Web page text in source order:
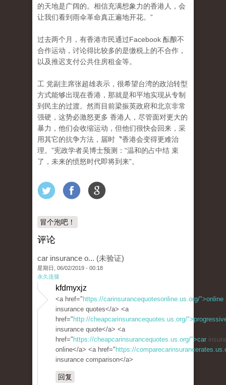
的天地是广阔的。相信充满想象力的香港人，会
让我们看到雨伞革命真正遍地开花。”
过去两个月，有香港市民通过Facebook 酝酿不
合作运动，讨论得比较多的是缴税上的不合作 ，
以及推迟支付公共住房租金等。
工 党副主席张超雄表示，很希望台湾的政治转型
方式能够出现在香港，那就是和平地实现从专制
到民主的过渡。然而目前梁振英政府和北京非常
强硬，这势必激怒更多 香港人，尽管面对更大的
暴力，他们会收缩运动，但他们很快会回来，采
用其它的抗争方法，届时〝香港会变得更难治
理。”宪政学者吴博士预测：“温和的占中结 束
了，未来的愤怒时代即将到来”。
冒个泡吧！
评论
car insurance o... (未验证)
星期日, 06/02/2019 - 00:18
永久连接
kfdmyxjz
<a href=" https://carinsurancequotesonline.us.org/">online
insurance quotes</a> <a
href=" http://cheapcarinsurancequotes.us.org/
insurance quote</a> <a
href=" https://cheapcarinsurancequotes.us.org/">car
online</a> <a href=" https://
insurance comparison</a>
回复